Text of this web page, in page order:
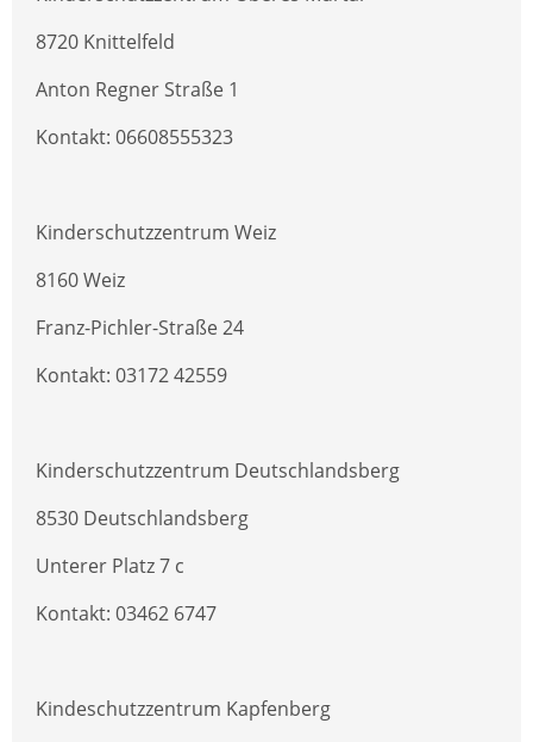
8720 Knittelfeld
Anton Regner Straße 1
Kontakt: 06608555323
Kinderschutzzentrum Weiz
8160 Weiz
Franz-Pichler-Straße 24
Kontakt: 03172 42559
Kinderschutzzentrum Deutschlandsberg
8530 Deutschlandsberg
Unterer Platz 7 c
Kontakt: 03462 6747
Kindeschutzzentrum Kapfenberg